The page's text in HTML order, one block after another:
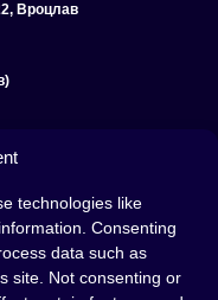
technologies like
Consenting
data such as
site. Not consenting or
Вроцлав
ПОЛИТИКА COOKIE